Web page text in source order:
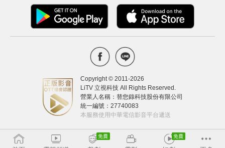
Copyright © 2011-2026
LiTV 立視科技 All Rights Reserved.
營業人名稱：替您錄科技股份有限公司
統一編號：27740083
本服務使用中華電信影音平台遞送